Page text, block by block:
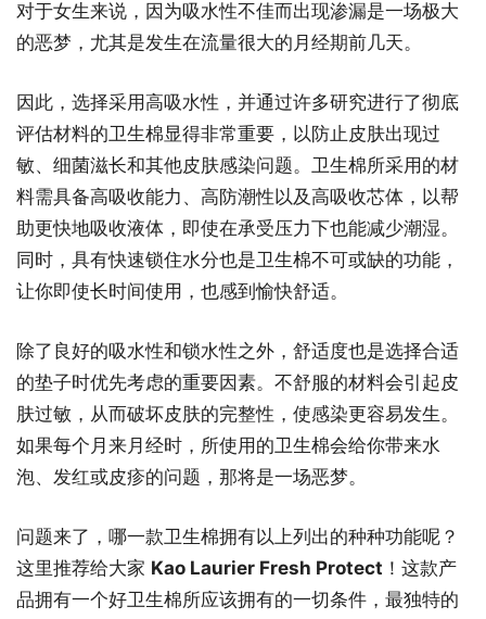
对于女生来说，因为吸水性不佳而出现渗漏是一场极大
的恶梦，尤其是发生在流量很大的月经期前几天。
因此，选择采用高吸水性，并通过许多研究进行了彻底
评估材料的卫生棉显得非常重要，以防止皮肤出现过
敏、细菌滋长和其他皮肤感染问题。卫生棉所采用的材
料需具备高吸收能力、高防潮性以及高吸收芯体，以帮
助更快地吸收液体，即使在承受压力下也能减少潮湿。
同时，具有快速锁住水分也是卫生棉不可或缺的功能，
让你即使长时间使用，也感到愉快舒适。
除了良好的吸水性和锁水性之外，舒适度也是选择合适
的垫子时优先考虑的重要因素。不舒服的材料会引起皮
肤过敏，从而破坏皮肤的完整性，使感染更容易发生。
如果每个月来月经时，所使用的卫生棉会给你带来水
泡、发红或皮疹的问题，那将是一场恶梦。
问题来了，哪一款卫生棉拥有以上列出的种种功能呢？
这里推荐给大家 Kao Laurier Fresh Protect ！这款产
品拥有一个好卫生棉所应该拥有的一切条件，最独特的